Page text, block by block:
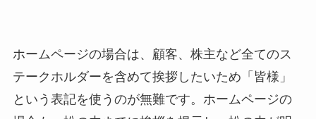
ホームページの場合は、顧客、株主など全てのス
テークホルダーを含めて挨拶したいため「皆様」
という表記を使うのが無難です。ホームページの